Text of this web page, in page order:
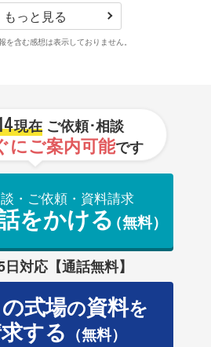
もっと見る
を含む感想は表示しておりません。
現在ご依頼･相談
にご案内可能です
・ご依頼・資料請求
をかける（無料）
対応【通話無料】
式場の資料を
する （無料）